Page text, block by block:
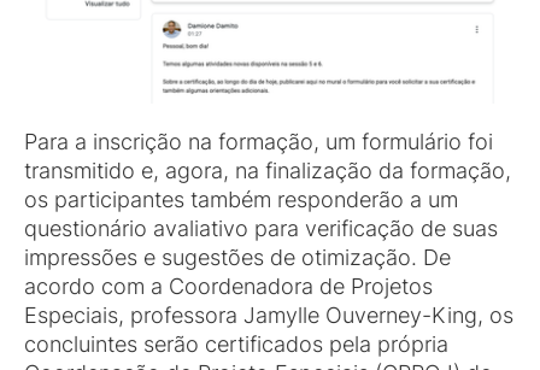
Para a inscrição na formação, um formulário foi
transmitido e, agora, na finalização da formação,
os participantes também responderão a um
questionário avaliativo para verificação de suas
impressões e sugestões de otimização. De
acordo com a Coordenadora de Projetos
Especiais, professora Jamylle Ouverney-King, os
concluintes serão certificados pela própria